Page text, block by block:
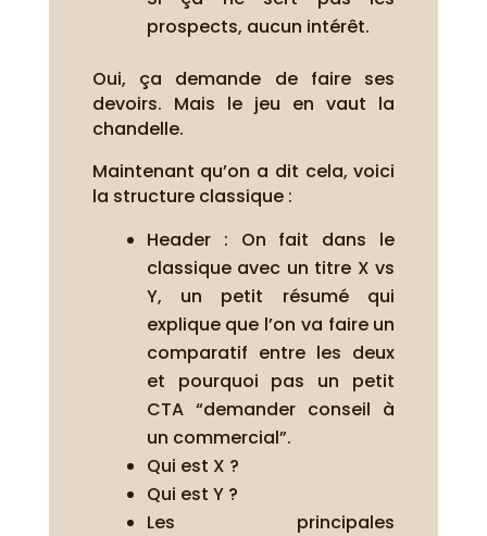
prospects, aucun intérêt.
Oui, ça demande de faire ses
devoirs. Mais le jeu en vaut la
chandelle.
Maintenant qu’on a dit cela, voici
la structure classique :
Header : On fait dans le
classique avec un titre X vs
Y, un petit résumé qui
explique que l’on va faire un
comparatif entre les deux
et pourquoi pas un petit
CTA “demander conseil à
un commercial”.
Qui est X ?
Qui est Y ?
Les principales